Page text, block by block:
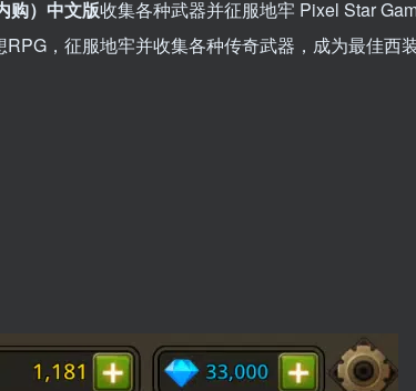
购）中文版收集各种武器并征服地牢 Pixel Star
，征服地牢并收集各种传奇武器，成为最佳西装